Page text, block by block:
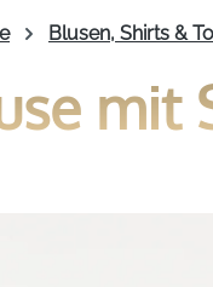
Blusen, Shirts &
mit